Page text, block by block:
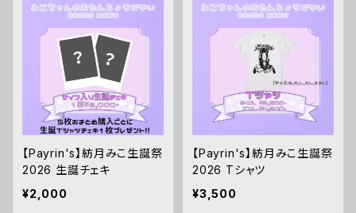
【Payrin's】紡月みこ生誕祭
2026 生誕チェキ
¥2,000
【Payrin's】紡月みこ生誕祭
2026 Tシャツ
¥3,500